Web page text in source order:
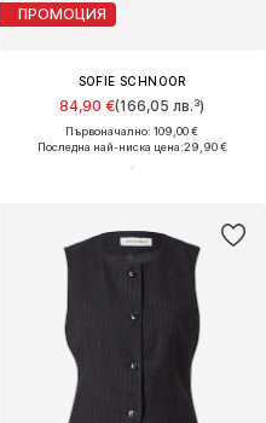
ПРОМОЦИЯ
SOFIE SCHNOOR
84,90 €(166,05 лв.³)
Първоначално: 109,00 €
Последна най-ниска цена:29,90 €